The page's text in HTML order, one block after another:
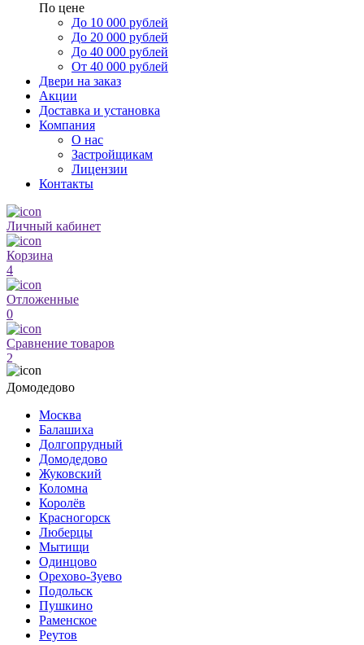
По цене
До 10 000 рублей
До 20 000 рублей
До 40 000 рублей
От 40 000 рублей
Двери на заказ
Акции
Доставка и установка
Компания
О нас
Застройщикам
Лицензии
Контакты
Личный кабинет
Корзина
4
Отложенные
0
Сравнение товаров
2
Домодедово
Москва
Балашиха
Долгопрудный
Домодедово
Жуковский
Коломна
Королёв
Красногорск
Люберцы
Мытищи
Одинцово
Орехово-Зуево
Подольск
Пушкино
Раменское
Реутов